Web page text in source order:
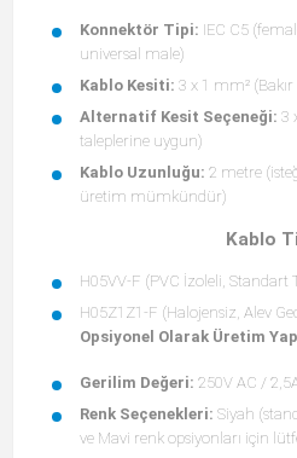
Konnektör Tipi: IEC C5
universal male)
Kablo Kesiti: 3 x 1 mm² (Bakır
Alternatif Kesit Seçeneği: 3
taleplerine uygun)
Kablo Uzunluğu: 2 metre
üretim mümkündür)
Kablo
H05VV-F (PVC İzoleli, Standart
H05Z1Z1-F (Halojensiz, Alev
Opsiyonel Olarak Üretim
Gerilim Değeri: 250V AC /
Renk Seçenekleri: Siyah
ve Mavi renk opsiyonları için